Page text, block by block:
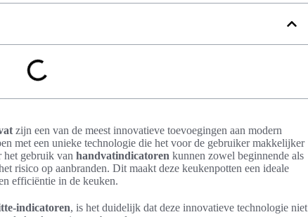
zijn een van de meest innovatieve toevoegingen aan modern
met een unieke technologie die het voor de gebruiker makkelijker
het gebruik van handvatindicatoren kunnen zowel beginnende als
risico op aanbranden. Dit maakt deze keukenpotten een ideale
efficiëntie in de keuken.
indicatoren, is het duidelijk dat deze innovatieve technologie niet